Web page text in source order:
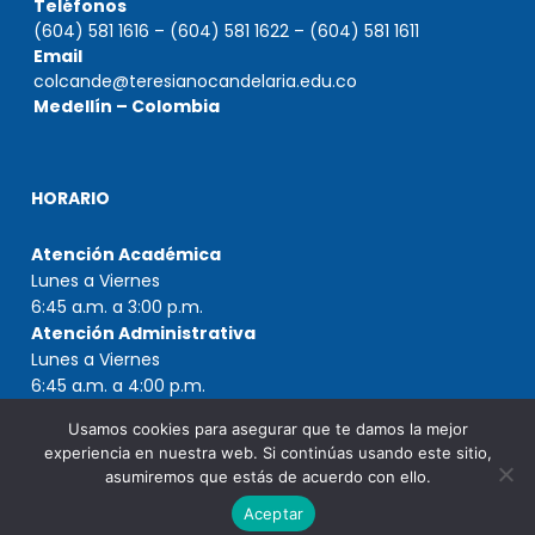
Teléfonos
(604) 581 1616 – (604) 581 1622 – (604) 581 1611
Email
colcande@teresianocandelaria.edu.co
Medellín – Colombia
HORARIO
Atención Académica
Lunes a Viernes
6:45 a.m. a 3:00 p.m.
Atención Administrativa
Lunes a Viernes
6:45 a.m. a 4:00 p.m.
Copyright © 2021 Colegio Teresiano de Nuestra Señora de la
Candelaria
Usamos cookies para asegurar que te damos la mejor
experiencia en nuestra web. Si continúas usando este sitio,
asumiremos que estás de acuerdo con ello.
Aceptar